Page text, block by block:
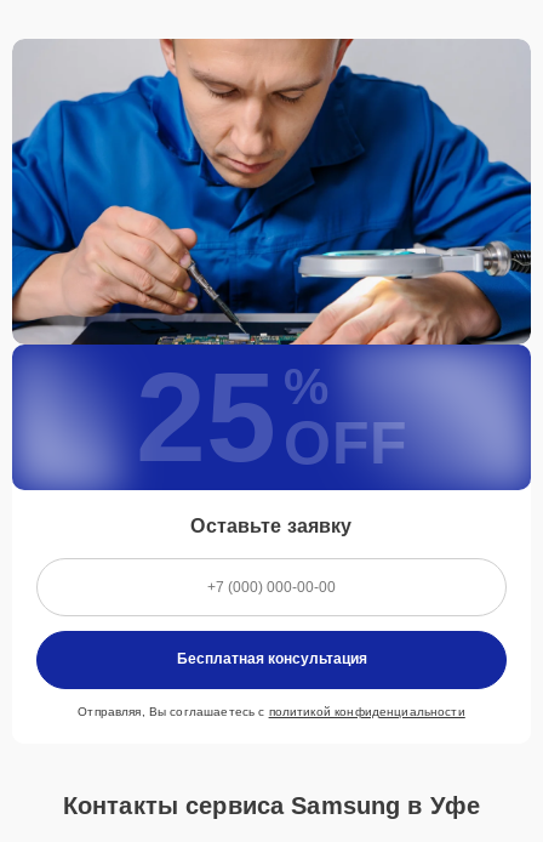
25 %
OFF
Оставьте заявку
Бесплатная консультация
Отправляя, Вы соглашаетесь с политикой конфиденциальности
Контакты сервиса Samsung в Уфе